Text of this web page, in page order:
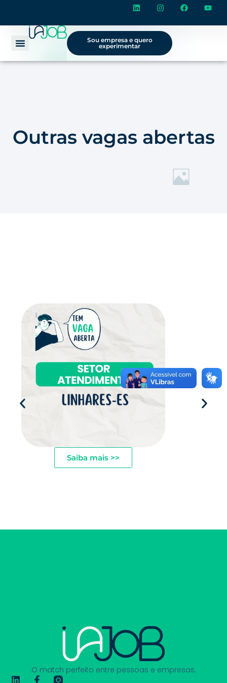
Sou empresa e quero
experimentar
Outras vagas abertas
Saiba mais >>
O match perfeito entre pessoas e empresas.